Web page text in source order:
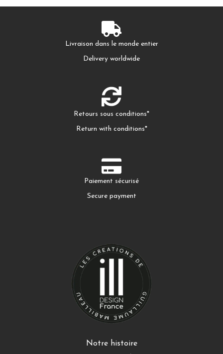
Livraison dans le monde entier
Delivery worldwide
Retours sous conditions*
Return with conditions*
Paiement sécurisé
Secure payment
Notre histoire